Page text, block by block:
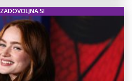
ZADOVOLJNA.SI